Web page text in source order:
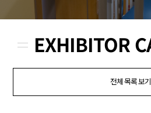
EXHIBITOR
전체 목록 보기